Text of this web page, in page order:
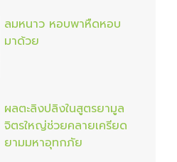
ลมหนาว หอบพาหืดหอบ
มาด้วย
ผลตะลิงปลิงในสูตรยามูล
จิตรใหญ่ช่วยคลายเครียด
ยามมหาอุทกภัย